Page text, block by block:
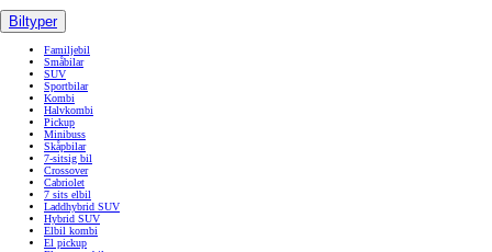
Biltyper
Familjebil
Småbilar
SUV
Sportbilar
Kombi
Halvkombi
Pickup
Minibuss
Skåpbilar
7-sitsig bil
Crossover
Cabriolet
7 sits elbil
Laddhybrid SUV
Hybrid SUV
Elbil kombi
El pickup